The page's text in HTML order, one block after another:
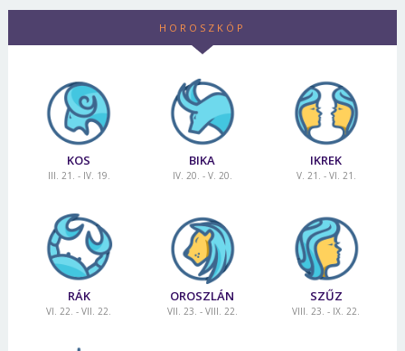
HOROSZKÓP
KOS
III. 21. - IV. 19.
BIKA
IV. 20. - V. 20.
IKREK
V. 21. - VI. 21.
RÁK
VI. 22. - VII. 22.
OROSZLÁN
VII. 23. - VIII. 22.
SZŰZ
VIII. 23. - IX. 22.